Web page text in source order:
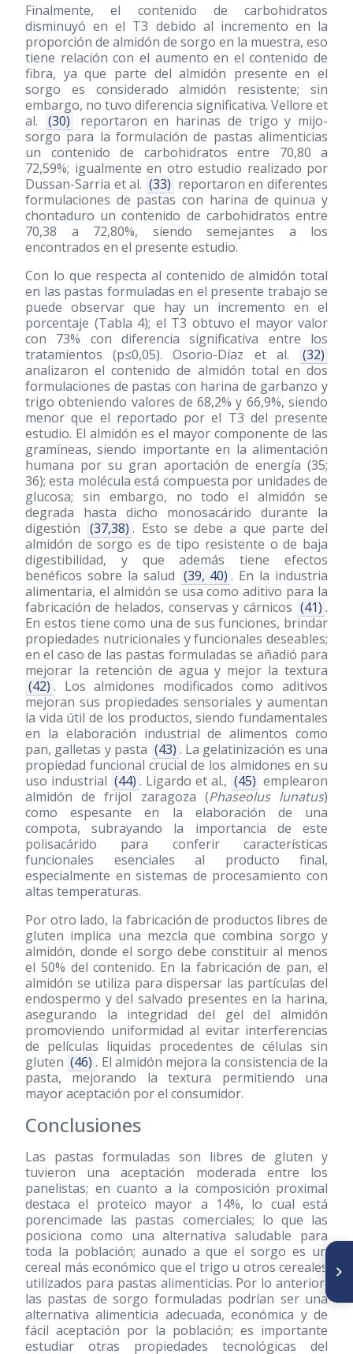
Finalmente, el contenido de carbohidratos
disminuyó en el T3 debido al incremento en la
proporción de almidón de sorgo en la muestra, eso
tiene relación con el aumento en el contenido de
fibra, ya que parte del almidón presente en el
sorgo es considerado almidón resistente; sin
embargo, no tuvo diferencia significativa. Vellore et
al.
(30)
reportaron en harinas de trigo y mijo-
sorgo para la formulación de pastas alimenticias
un contenido de carbohidratos entre 70,80 a
72,59%; igualmente en otro estudio realizado por
Dussan-Sarria et al. (33) reportaron en diferentes
formulaciones de pastas con harina de quinua y
chontaduro un contenido de carbohidratos entre
70,38 a 72,80%, siendo semejantes a los
encontrados en el presente estudio.
Con lo que respecta al contenido de almidón total
en las pastas formuladas en el presente trabajo se
puede observar que hay un incremento en el
porcentaje (Tabla 4); el T3 obtuvo el mayor valor
con 73% con diferencia significativa entre los
tratamientos (p≤0,05). Osorio-Díaz et al.
(32)
analizaron el contenido de almidón total en dos
formulaciones de pastas con harina de garbanzo y
trigo obteniendo valores de 68,2% y 66,9%, siendo
menor que el reportado por el T3 del presente
estudio. El almidón es el mayor componente de las
gramíneas, siendo importante en la alimentación
humana por su gran aportación de energía (35;
36); esta molécula está compuesta por unidades de
glucosa; sin embargo, no todo el almidón se
degrada hasta dicho monosacárido durante la
digestión
(37,38) . Esto se debe a que parte del
almidón de sorgo es de tipo resistente o de baja
digestibilidad, y que además tiene efectos
benéficos sobre la salud (39, 40) . En la industria
alimentaria, el almidón se usa como aditivo para la
fabricación de helados, conservas y cárnicos (41) .
En estos tiene como una de sus funciones, brindar
propiedades nutricionales y funcionales deseables;
en el caso de las pastas formuladas se añadió para
mejorar la retención de agua y mejor la textura
(42) . Los almidones modificados como aditivos
mejoran sus propiedades sensoriales y aumentan
la vida útil de los productos, siendo fundamentales
en la elaboración industrial de alimentos como
pan, galletas y pasta (43) . La gelatinización es una
propiedad funcional crucial de los almidones en su
uso industrial (44) . Ligardo et al., (45) emplearon
almidón de frijol zaragoza (Phaseolus lunatus)
como espesante en la elaboración de una
compota, subrayando la importancia de este
polisacárido para conferir características
funcionales esenciales al producto final,
especialmente en sistemas de procesamiento con
altas temperaturas.
Por otro lado, la fabricación de productos libres de
gluten implica una mezcla que combina sorgo y
almidón, donde el sorgo debe constituir al menos
el 50% del contenido. En la fabricación de pan, el
almidón se utiliza para dispersar las partículas del
endospermo y del salvado presentes en la harina,
asegurando la integridad del gel del almidón
promoviendo uniformidad al evitar interferencias
de películas liquidas procedentes de células sin
gluten (46) . El almidón mejora la consistencia de la
pasta, mejorando la textura permitiendo una
mayor aceptación por el consumidor.
Conclusiones
Las pastas formuladas son libres de gluten y
tuvieron una aceptación moderada entre los
panelistas; en cuanto a la composición proximal
destaca el proteico mayor a 14%, lo cual está
porencimade las pastas comerciales; lo que las
posiciona como una alternativa saludable para
toda la población; aunado a que el sorgo es un
cereal más económico que el trigo u otros cereales
utilizados para pastas alimenticias. Por lo anterior,
las pastas de sorgo formuladas podrían ser una
alternativa alimenticia adecuada, económica y de
fácil aceptación por la población; es importante
estudiar otras propiedades tecnológicas del
SIGUIENTE ARTÍCULO
Evaluating the consumption of
fruits and vegetables among
beneficiaries of soup kitchens
in the Metropolitan region of
Chile